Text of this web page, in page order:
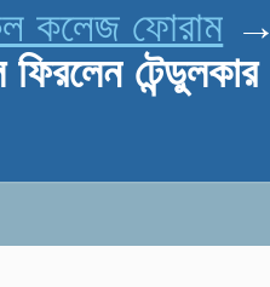
কলেজ ফোরাম
টেন্ডুলকার